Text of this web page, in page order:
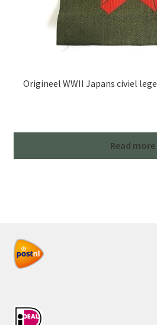
Origineel WWII Japans civiel
Read more